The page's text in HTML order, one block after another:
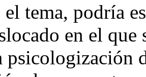
tema, podría
en el
psicologización